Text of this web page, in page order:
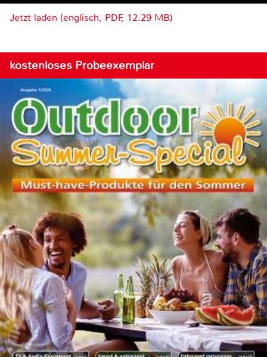
Jetzt laden (englisch, PDF, 12.29 MB)
kostenloses Probeexemplar